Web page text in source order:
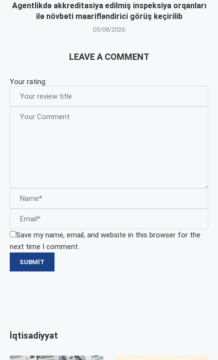
Agentlikdə akkreditasiya edilmiş inspeksiya orqanları
ilə növbəti maarifləndirici görüş keçirilib
05/08/2026
LEAVE A COMMENT
Your rating:
Save my name, email, and website in this browser for the
next time I comment.
İqtisadiyyat